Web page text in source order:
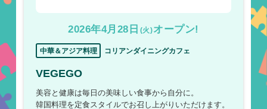
2026年4月28日 (火)オープン!
中華＆アジア料理 コリアンダイニングカフェ
VEGEGO
美容と健康は毎日の美味しい食事から自分に。
韓国料理を定食スタイルでお召し上がりいただけます。